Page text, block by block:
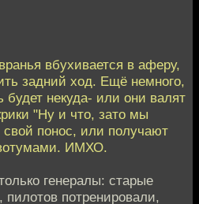
вбухивается в аферу,
задний ход. Ещё немного,
будет некуда- или они валят
"Ну и что, зато мы
понос, или получают
ИМХО.
генералы: старые
потренировали,